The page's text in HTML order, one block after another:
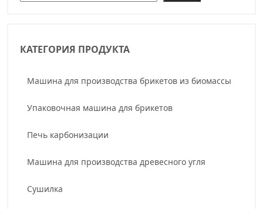
КАТЕГОРИЯ ПРОДУКТА
Машина для производства брикетов из биомассы
Упаковочная машина для брикетов
Печь карбонизации
Машина для производства древесного угля
Сушилка